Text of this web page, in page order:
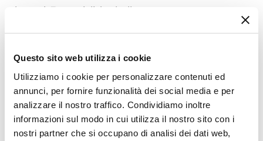
Questo sito web utilizza i cookie
Utilizziamo i cookie per personalizzare contenuti ed
annunci, per fornire funzionalità dei social media e per
analizzare il nostro traffico. Condividiamo inoltre
informazioni sul modo in cui utilizza il nostro sito con i
nostri partner che si occupano di analisi dei dati web,
interni. Essenzialità e bellezza, per un
complemento che stupisce e arreda con calore e
Ogni posto è l'ideale per Sinatra.
Esprimi la tua personalità con elementi d’arredo
versatili, scegli la finitura che fa per te.